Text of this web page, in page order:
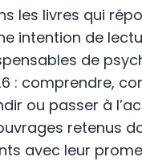
les livres qui
intention de
de
: comprendre,
ou passer à
retenus
avec leur